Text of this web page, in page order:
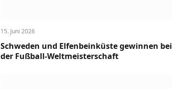
15. Juni 2026
Schweden und Elfenbeinküste gewinnen bei
der Fußball-Weltmeisterschaft